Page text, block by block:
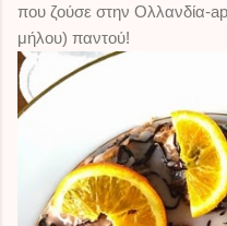
που ζούσε στην Ολλανδία-
μήλου) παντού!